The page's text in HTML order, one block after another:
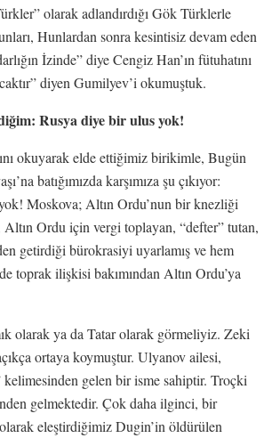
olarak adlandırdığı Gök Türklerle
Hunlardan sonra kesintisiz devam eden
İzinde” diye Cengiz Han’ın fütuhatını
diyen Gumilyev’i okumuştuk.
Rusya diye bir ulus yok!
okuyarak elde ettiğimiz birikimle, Bugün
batığımızda karşımıza şu çıkıyor:
Moskova; Altın Ordu’nun bir knezliği
Ordu için vergi toplayan, “defter” tutan,
getirdiği bürokrasiyi uyarlamış ve hem
toprak ilişkisi bakımından Altın Ordu’ya
olarak ya da Tatar olarak görmeliyiz. Zeki
ortaya koymuştur. Ulyanov ailesi,
gelen bir isme sahiptir. Troçki
gelmektedir. Çok daha ilginci, bir
eleştirdiğimiz Dugin’in öldürülen